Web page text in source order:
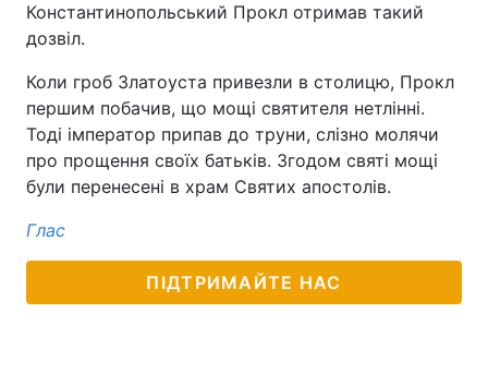
Константинопольський Прокл отримав такий
дозвіл.
Коли гроб Златоуста привезли в столицю, Прокл
першим побачив, що мощі святителя нетлінні.
Тоді імператор припав до труни, слізно молячи
про прощення своїх батьків. Згодом святі мощі
були перенесені в храм Святих апостолів.
Глас
ПІДТРИМАЙТЕ НАС